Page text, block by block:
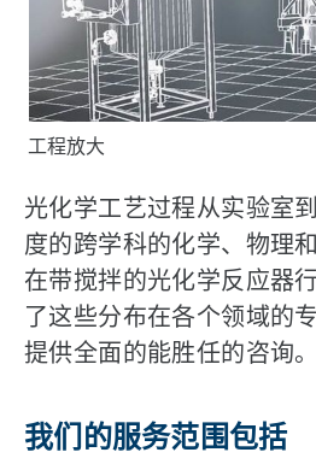
工程放大
光化学工艺过程从实验室
度的跨学科的化学、物理
在带搅拌的光化学反应器
了这些分布在各个领域的
提供全面的能胜任的咨询。
我们的服务范围包括